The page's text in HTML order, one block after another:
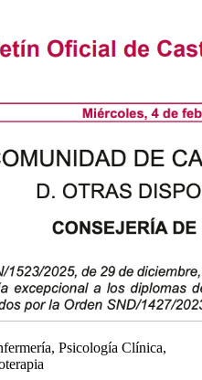
Psicología Clínica,